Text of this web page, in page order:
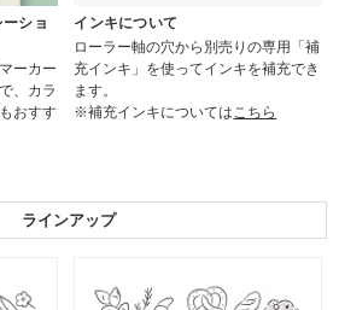
ショ
ーカー
、カラ
おすす
インキについて
ローラー軸の穴から別売りの専用「補
充インキ」を使ってインキを補充でき
ます。
※補充インキについては こちら
ラインアップ